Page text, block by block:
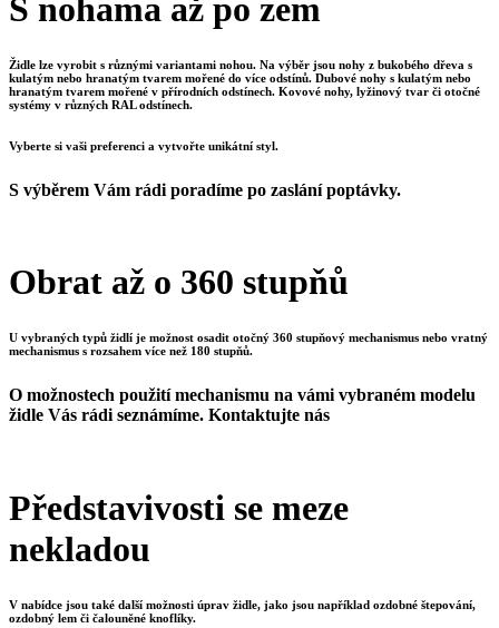
S nohama až po zem
Židle lze vyrobit s různými variantami nohou. Na výběr jsou nohy z bukobého dřeva s
kulatým nebo hranatým tvarem mořené do více odstínů. Dubové nohy s kulatým nebo
hranatým tvarem mořené v přírodních odstínech. Kovové nohy, lyžinový tvar či otočné
systémy v různých RAL odstínech.
Vyberte si vaši preferenci a vytvořte unikátní styl.
S výběrem Vám rádi poradíme po zaslání poptávky.
Obrat až o 360 stupňů
U vybraných typů židlí je možnost osadit otočný 360 stupňový mechanismus nebo vratný
mechanismus s rozsahem více než 180 stupňů.
O možnostech použití mechanismu na vámi vybraném modelu
židle Vás rádi seznámíme. Kontaktujte nás
Představivosti se meze
nekladou
V nabídce jsou také další možnosti úprav židle, jako jsou například ozdobné štepování,
ozdobný lem či čalouněné knoflíky.